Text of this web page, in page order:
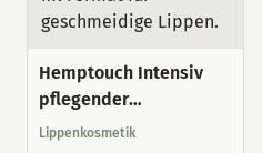
Hemptouch Intensiv
pflegender
Lippenbalsam
Lippenkosmetik